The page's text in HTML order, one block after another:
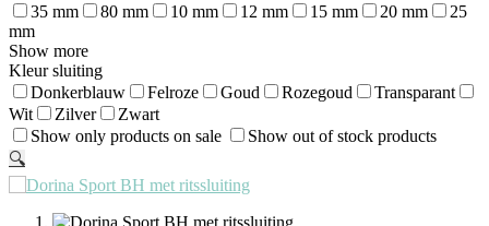
35 mm
80 mm 10 mm 12 mm 15 mm 20 mm
25
mm
Show more
Kleur sluiting
Donkerblauw
Felroze Goud Rozegoud
Transparant
Wit
Zilver
Zwart
Show only products on sale
Show out of stock products
🔍